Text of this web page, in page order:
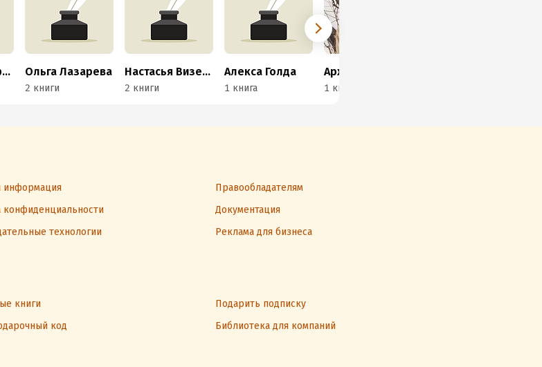
Ксения Кунафина Ольга Лазарева
2 книги
Настасья Визенталь
2 книги
Алекса Голда
1 книга
Архипова А.
1 книга
информация
Правообладателям
конфиденциальности
Документация
технологии Реклама для бизнеса
книги
Подарить подписку
код
Библиотека для компаний